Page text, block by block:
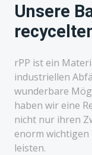
Unsere
rPP ist ein
industriellen
wunderbare
haben wir eine
nicht nur ihren
enorm
leisten.